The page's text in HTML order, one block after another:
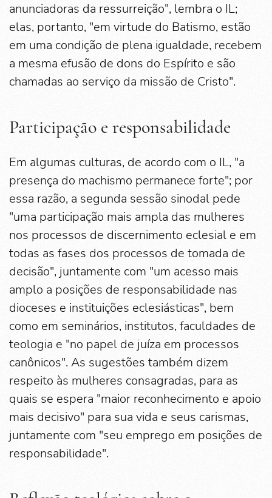
anunciadoras da ressurreição", lembra o IL;
elas, portanto, "em virtude do Batismo, estão
em uma condição de plena igualdade, recebem
a mesma efusão de dons do Espírito e são
chamadas ao serviço da missão de Cristo".
Participação e responsabilidade
Em algumas culturas, de acordo com o IL, "a
presença do machismo permanece forte"; por
essa razão, a segunda sessão sinodal pede
"uma participação mais ampla das mulheres
nos processos de discernimento eclesial e em
todas as fases dos processos de tomada de
decisão", juntamente com "um acesso mais
amplo a posições de responsabilidade nas
dioceses e instituições eclesiásticas", bem
como em seminários, institutos, faculdades de
teologia e "no papel de juíza em processos
canônicos". As sugestões também dizem
respeito às mulheres consagradas, para as
quais se espera "maior reconhecimento e apoio
mais decisivo" para sua vida e seus carismas,
juntamente com "seu emprego em posições de
responsabilidade".